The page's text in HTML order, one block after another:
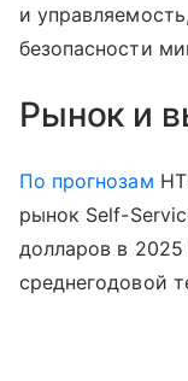
и
безопасности
Рынок и
По прогнозам
рынок Self-
долларов в
среднегодовой